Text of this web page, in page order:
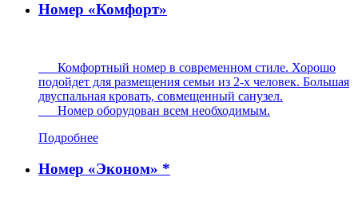
Номер «Комфорт»
Комфортный номер в современном стиле. Хорошо
подойдет для размещения семьи из 2-х человек. Большая
двуспальная кровать, совмещенный санузел.
Номер оборудован всем необходимым.
Подробнее
Номер «Эконом» *